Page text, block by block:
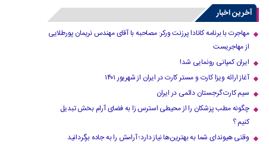
آخرین اخبار
مهاجرت با برنامه کانادا پرزنت ورکر: مصاحبه با آقای مهندس نریمان پورطلایی
از مهاجریست
ایران کمپانی رونمایی شد!
آغاز ارائه ویزا کارت و مستر کارت در ایران از شهریور ۱۴۰۱
سیم کارت گرجستان دائمی در ایران
چگونه مطب پزشکان را از محیطی استرس زا به فضای آرام بخش تبدیل
کنیم ؟
وقتی هیوندای شما به بهترین‌ها نیاز دارد؛ آرامش را به جاده برگردانید